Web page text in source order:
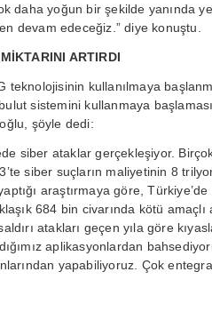
daha yoğun bir şekilde yanında
devam edeceğiz.” diye konuştu.
ARTIRDI
kullanılmaya
sistemini kullanmaya
şöyle dedi:
siber ataklar gerçekleşiyor.
siber suçların maliyetinin 8
araştırmaya göre,
684 bin civarında kötü
atakları geçen yıla göre
aplikasyonlardan
yapabiliyoruz. Çok